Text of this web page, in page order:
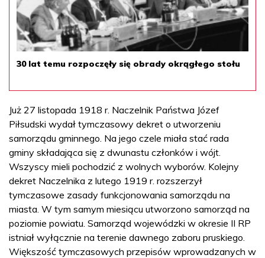
30 lat temu rozpoczęły się obrady okrągłego stołu
Już 27 listopada 1918 r. Naczelnik Państwa Józef
Piłsudski wydał tymczasowy dekret o utworzeniu
samorządu gminnego. Na jego czele miała stać rada
gminy składająca się z dwunastu członków i wójt.
Wszyscy mieli pochodzić z wolnych wyborów. Kolejny
dekret Naczelnika z lutego 1919 r. rozszerzył
tymczasowe zasady funkcjonowania samorządu na
miasta. W tym samym miesiącu utworzono samorząd na
poziomie powiatu. Samorząd wojewódzki w okresie II RP
istniał wyłącznie na terenie dawnego zaboru pruskiego.
Większość tymczasowych przepisów wprowadzanych w